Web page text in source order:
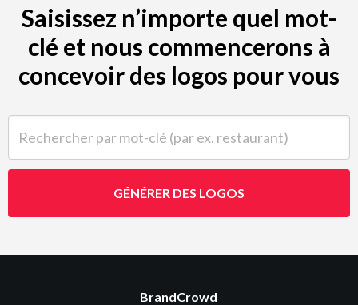
Saisissez n’importe quel mot-
clé et nous commencerons à
concevoir des logos pour vous
GÉNÉRER DES LOGOS
BrandCrowd